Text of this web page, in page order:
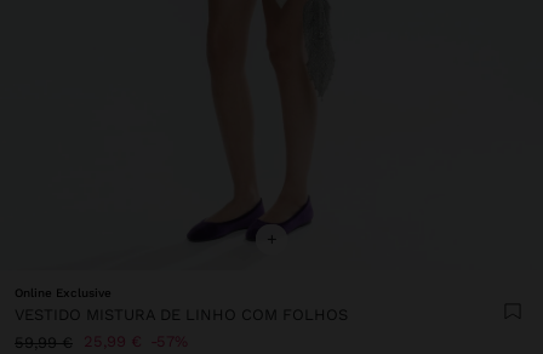
+
Online Exclusive
VESTIDO MISTURA DE LINHO COM FOLHOS
59,99 €
25,99 € 57%